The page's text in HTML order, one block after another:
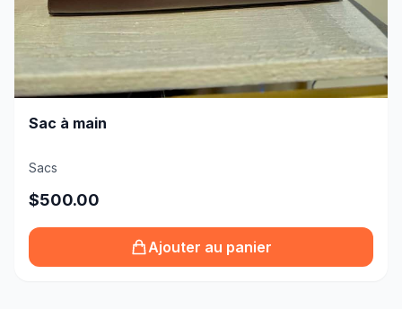
Sac à main
Sacs
$500.00
Ajouter au panier